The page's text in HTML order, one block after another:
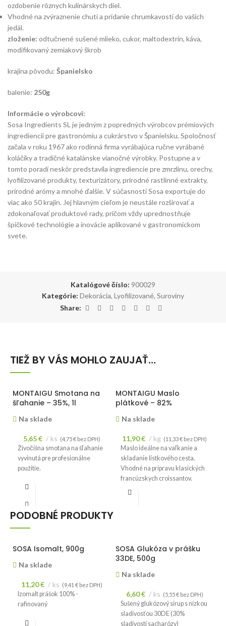
ozdobenie rôznych kulinárskych diel.
Vhodné na zvýraznenie chuti a pridanie chrumkavosti do vašich
jedál.
zloženie: odtučnené sušené mlieko, cukor, maltodextrín, káva,
modifikovaný zemiakový škrob
krajina pôvodu: Španielsko
balenie: 250g
Informácie o výrobcovi:
Sosa Ingredients SL je jedným z popredných výrobcov prémiových
ingrediencií pre gastronómiu a cukrárstvo v Španielsku. Spoločnosť
začala v roku 1967 ako rodinná firma vyrábajúca ručne vyrábané
koláčiky a tradičné katalánske vianočné výrobky. Postupne a v
tomto poradí neskôr predstavila ingrediencie pre zmrzlinu, orechy,
lyofilizované produkty, texturizátory, prírodné rastlinné extrakty,
prírodné arómy a mnohé ďalšie. V súčasnosti Sosa exportuje do
viac ako 50 krajín. Jej hlavným cieľom je neustále rozširovať a
zdokonaľovať produktové rady, pričom vždy uprednostňuje
špičkové technológie a inovácie aplikované v gastronomickom
svete.
Katalógové číslo: 900029
Kategórie: Dekorácia, Lyofilizované, Suroviny
Share:
TIEŽ BY VÁS MOHLO ZAUJAŤ…
MONTAIGU Smotana na
šľahanie – 35%, 1l
Na sklade
5,65€ ks (4,75€bez DPH)
Živočíšna smotana na šľahanie
vyvinutá pre profesionálne
použitie.
MONTAIGU Maslo
plátkové – 82%
Na sklade
11,90€ kg (11,33€ bez DPH)
Maslo ideálne na vaľkanie a
skladanie lístkového cesta.
Vhodné na prípravu klasických
francúzskych croissantov.
Cena je uvedená za 1kg.
PODOBNÉ PRODUKTY
SOSA Isomalt, 900g
Na sklade
11,20€ ks (9,41 €bez DPH)
Izomalt prášok 100% -
rafinovaný
SOSA Glukóza v prášku
33DE, 500g
Na sklade
6,60€ ks (5,55€bez DPH)
Sušený glukózový sirup s nízkou
sladivosťou 30DE (30%
sladivosti sacharózy)